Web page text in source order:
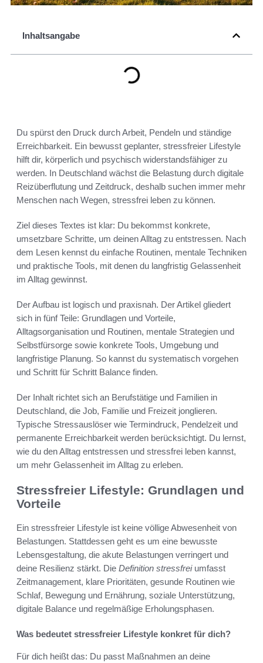
Inhaltsangabe
Du spürst den Druck durch Arbeit, Pendeln und ständige
Erreichbarkeit. Ein bewusst geplanter, stressfreier Lifestyle
hilft dir, körperlich und psychisch widerstandsfähiger zu
werden. In Deutschland wächst die Belastung durch digitale
Reizüberflutung und Zeitdruck, deshalb suchen immer mehr
Menschen nach Wegen, stressfrei leben zu können.
Ziel dieses Textes ist klar: Du bekommst konkrete,
umsetzbare Schritte, um deinen Alltag zu entstressen. Nach
dem Lesen kennst du einfache Routinen, mentale Techniken
und praktische Tools, mit denen du langfristig Gelassenheit
im Alltag gewinnst.
Der Aufbau ist logisch und praxisnah. Der Artikel gliedert
sich in fünf Teile: Grundlagen und Vorteile,
Alltagsorganisation und Routinen, mentale Strategien und
Selbstfürsorge sowie konkrete Tools, Umgebung und
langfristige Planung. So kannst du systematisch vorgehen
und Schritt für Schritt Balance finden.
Der Inhalt richtet sich an Berufstätige und Familien in
Deutschland, die Job, Familie und Freizeit jonglieren.
Typische Stressauslöser wie Termindruck, Pendelzeit und
permanente Erreichbarkeit werden berücksichtigt. Du lernst,
wie du den Alltag entstressen und stressfrei leben kannst,
um mehr Gelassenheit im Alltag zu erleben.
Stressfreier Lifestyle: Grundlagen und
Vorteile
Ein stressfreier Lifestyle ist keine völlige Abwesenheit von
Belastungen. Stattdessen geht es um eine bewusste
Lebensgestaltung, die akute Belastungen verringert und
deine Resilienz stärkt. Die Definition stressfreiumfasst
Zeitmanagement, klare Prioritäten, gesunde Routinen wie
Schlaf, Bewegung und Ernährung, soziale Unterstützung,
digitale Balance und regelmäßige Erholungsphasen.
Was bedeutet stressfreier Lifestyle konkret für dich?
Für dich heißt das: Du passt Maßnahmen an deine